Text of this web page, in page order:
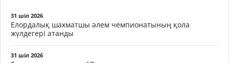
31 шіл 2026
Елордалық шахматшы әлем чемпионатының қола
жүлдегері атанды
31 шіл 2026